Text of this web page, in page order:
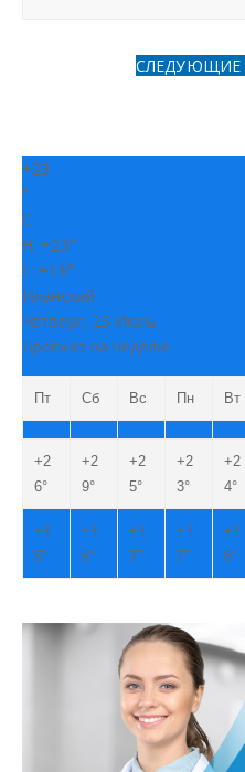
СЛЕДУЮЩИЕ
+23
°
C
H: +23°
L: +16°
Иланский
Четверг, 23 Июль
Прогноз на неделю
Пт Сб Вс Пн Вт
+2
6°
+2
9°
+2
5°
+2
3°
+2
4°
+1
5°
+1
6°
+1
7°
+1
7°
+1
6°